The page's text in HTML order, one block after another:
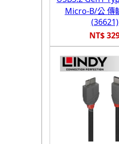
Micro-B/公 傳
(36621)
NT$